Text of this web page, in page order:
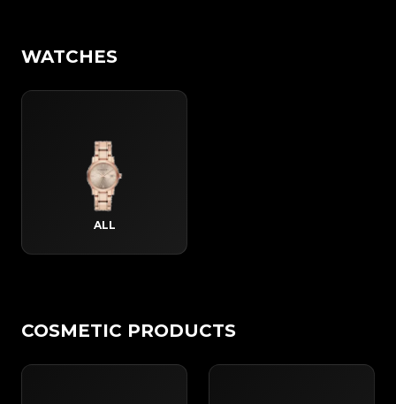
WATCHES
ALL
COSMETIC PRODUCTS